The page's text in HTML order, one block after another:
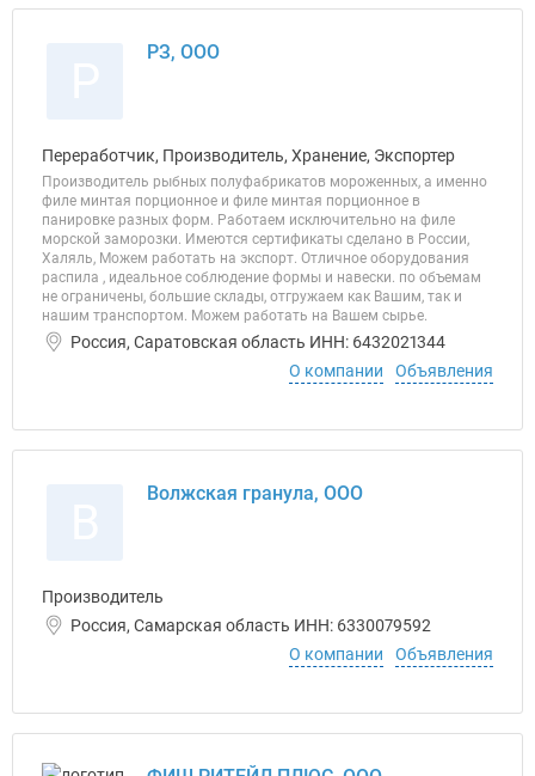
РЗ, ООО
Переработчик, Производитель, Хранение, Экспортер
Производитель рыбных полуфабрикатов мороженных, а именно
филе минтая порционное и филе минтая порционное в
панировке разных форм. Работаем исключительно на филе
морской заморозки. Имеются сертификаты сделано в России,
Халяль, Можем работать на экспорт. Отличное оборудования
распила , идеальное соблюдение формы и навески. по объемам
не ограничены, большие склады, отгружаем как Вашим, так и
нашим транспортом. Можем работать на Вашем сырье.
Россия, Саратовская область ИНН: 6432021344
О компании
Объявления
Волжская гранула, ООО
Производитель
Россия, Самарская область ИНН: 6330079592
О компании
Объявления